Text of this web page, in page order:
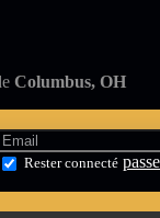
Columbus, OH
Rester connecté